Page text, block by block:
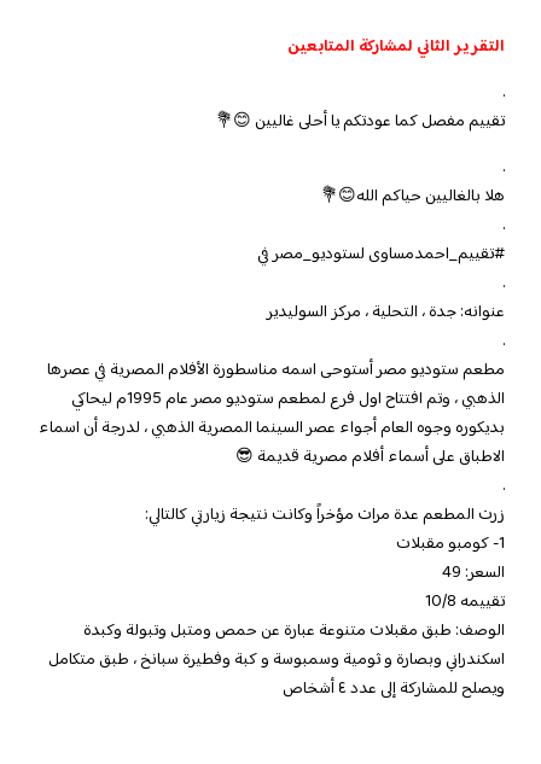
التقرير الثاني لمشاركة المتابعين
.
تقييم مفصل كما عودتكم يا أحلى غاليين 😊💐
.
هلا بالغاليين حياكم الله😊💐
.
#تقييم_احمدمساوى لستوديو_مصر في
.
عنوانه: جدة ، التحلية ، مركز السوليدير
.
مطعم ستوديو مصر أستوحى اسمه مناسطورة الأفلام المصرية في عصرها
الذهبي ، وتم افتتاح اول فرع لمطعم ستوديو مصر عام 1995م ليحاكي
بديكوره وجوه العام أجواء عصر السينما المصرية الذهبي ، لدرجة أن اسماء
الاطباق على أسماء أفلام مصرية قديمة 😎
.
زرت المطعم عدة مرات مؤخراً وكانت نتيجة زيارتي كالتالي:
1- كومبو مقبلات
السعر: 49
تقييمه 10/8
الوصف: طبق مقبلات متنوعة عبارة عن حمص ومتبل وتبولة وكبدة
اسكندراني وبصارة و ثومية وسمبوسة و كبة وفطيرة سبانخ ، طبق متكامل
ويصلح للمشاركة إلى عدد ٤ أشخاص